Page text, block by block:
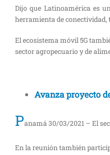
Dijo que Latinoamérica es
herramienta de conectividad,
El ecosistema móvil 5G
sector agropecuario y de
Avanza proyecto
Panamá 30/03/2021 – El
En la reunión también